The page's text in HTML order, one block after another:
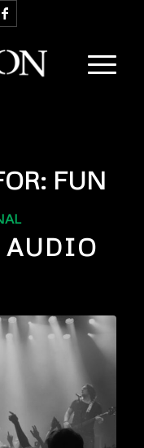
FUN
AUDIO